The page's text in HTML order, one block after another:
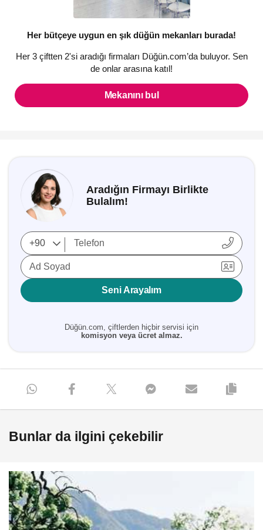
Her bütçeye uygun en şık düğün mekanları burada!
Her 3 çiftten 2'si aradığı firmaları Düğün.com’da buluyor. Sen
de onlar arasına katıl!
Mekanını bul
Aradığın Firmayı Birlikte
Bulalım!
Ad Soyad
Seni Arayalım
Düğün.com, çiftlerden hiçbir servisi için
komisyon veya ücret almaz.
Bunlar da ilgini çekebilir